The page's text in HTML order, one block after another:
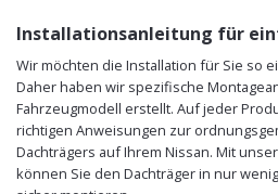
Installationsanleitung für
Wir möchten die Installation für Sie so
Daher haben wir spezifische
Fahrzeugmodell erstellt. Auf jeder
richtigen Anweisungen zur
Dachträgers auf Ihrem Nissan. Mit
können Sie den Dachträger in nur